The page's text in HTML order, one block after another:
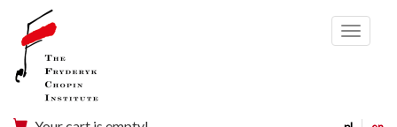
Menu